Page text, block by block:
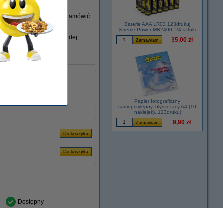
nie posiadasz, możesz zamówić
swojego laptopa w każdej
Dostępny
Baterie AAA LR03 123drukuj
Xtreme Power MN2400, 24 sztuki
35,00 zł
Papier fotograficzny
samoprzylepny, błyszczący A4 (10
naklejek), 123drukuj
9,90 zł